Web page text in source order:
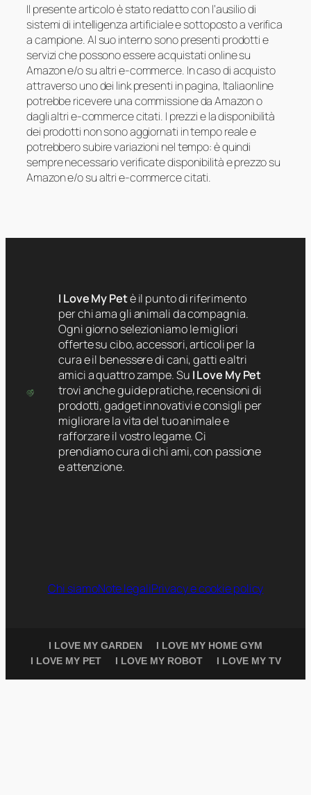
Il presente articolo è stato redatto con l’ausilio di
sistemi di intelligenza artificiale e sottoposto a verifica
a campione. Al suo interno sono presenti prodotti e
servizi che possono essere acquistati online su
Amazon e/o su altri e-commerce. In caso di acquisto
attraverso uno dei link presenti in pagina, Italiaonline
potrebbe ricevere una commissione da Amazon o
dagli altri e-commerce citati. I prezzi e la disponibilità
dei prodotti non sono aggiornati in tempo reale e
potrebbero subire variazioni nel tempo: è quindi
sempre necessario verificate disponibilità e prezzo su
Amazon e/o su altri e-commerce citati.
I Love My Petè il punto di riferimento
per chi ama gli animali da compagnia.
Ogni giorno selezioniamo le migliori
offerte su cibo, accessori, articoli per la
cura e il benessere di cani, gatti e altri
amici a quattro zampe. Su I Love My Pet
trovi anche guide pratiche, recensioni di
prodotti, gadget innovativi e consigli per
migliorare la vita del tuo animale e
rafforzare il vostro legame. Ci
prendiamo cura di chi ami, con passione
e attenzione.
Chi siamoNote legaliPrivacy e cookie policy
I LOVE MY GARDEN
I LOVE MY HOME GYM
I LOVE MY PET
I LOVE MY ROBOT I LOVE MY TV